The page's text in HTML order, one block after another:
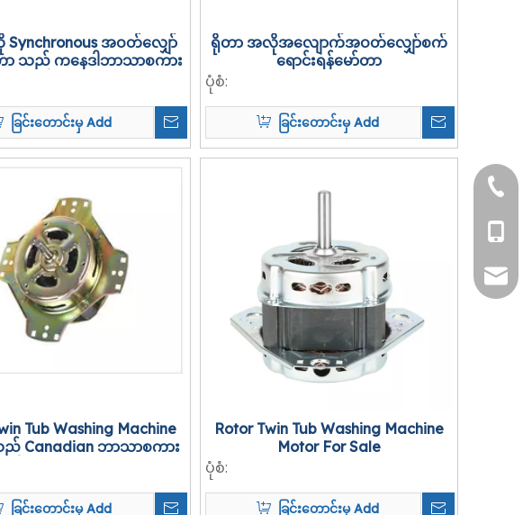
Synchronous အဝတ်လျှော်
ာ သည် ကနေဒါဘာသာစကား
ခြင်းတောင်းမှ Add
ရိုတာ အလိုအလျောက်အဝတ်လျှော်စက်
ရောင်းရန်မော်တာ
ပုံစံ:
ခြင်းတောင်းမှ Add
Tub Washing Machine
ည် Canadian ဘာသာစကား
ခြင်းတောင်းမှ Add
Rotor Twin Tub Washing Machine
Motor For Sale
ပုံစံ:
ခြင်းတောင်းမှ Add
+86-